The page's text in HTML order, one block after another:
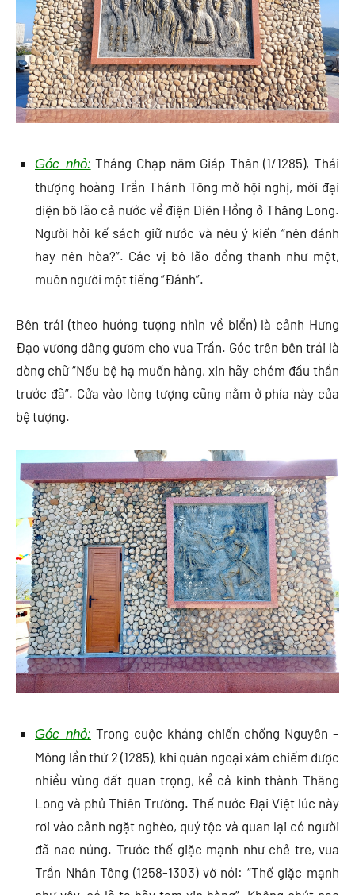
Góc nhỏ: Tháng Chạp năm Giáp Thân (1/1285), Thái
thượng hoàng Trần Thánh Tông mở hội nghị, mời đại
diện bô lão cả nước về điện Diên Hồng ở Thăng Long.
Người hỏi kế sách giữ nước và nêu ý kiến “nên đánh
hay nên hòa?”. Các vị bô lão đồng thanh như một,
muôn người một tiếng “Đánh”.
Bên trái (theo hướng tượng nhìn về biển) là cảnh Hưng
Đạo vương dâng gươm cho vua Trần. Góc trên bên trái là
dòng chữ “Nếu bệ hạ muốn hàng, xin hãy chém đầu thần
trước đã”. Cửa vào lòng tượng cũng nằm ở phía này của
bệ tượng.
Góc nhỏ: Trong cuộc kháng chiến chống Nguyên –
Mông lần thứ 2 (1285), khi quân ngoại xâm chiếm được
nhiều vùng đất quan trọng, kể cả kinh thành Thăng
Long và phủ Thiên Trường. Thế nước Đại Việt lúc này
rơi vào cảnh ngặt nghèo, quý tộc và quan lại có người
đã nao núng. Trước thế giặc mạnh như chẻ tre, vua
Trần Nhân Tông (1258-1303) vờ nói: “Thế giặc mạnh